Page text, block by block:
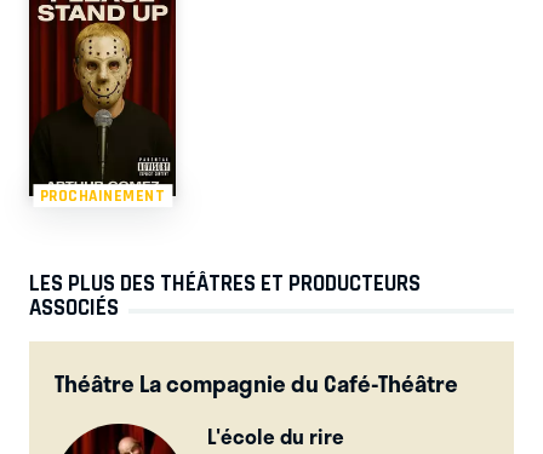
PROCHAINEMENT
LES PLUS DES THÉÂTRES ET PRODUCTEURS
ASSOCIÉS
Théâtre La compagnie du Café-Théâtre
L'école du rire